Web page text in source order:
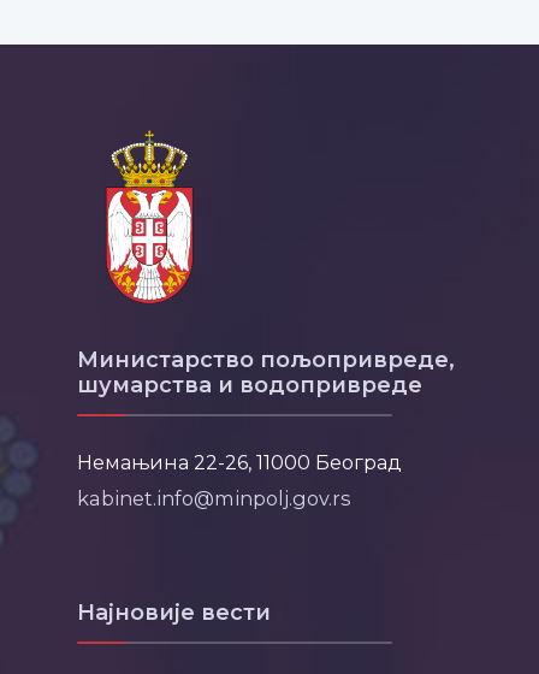
Министарство пољопривреде,
шумарства и водопривреде
Немањина 22-26, 11000 Београд
kabinet.info@minpolj.gov.rs
Најновије вести